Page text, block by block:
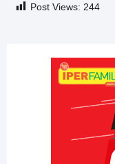
Post Views: 244